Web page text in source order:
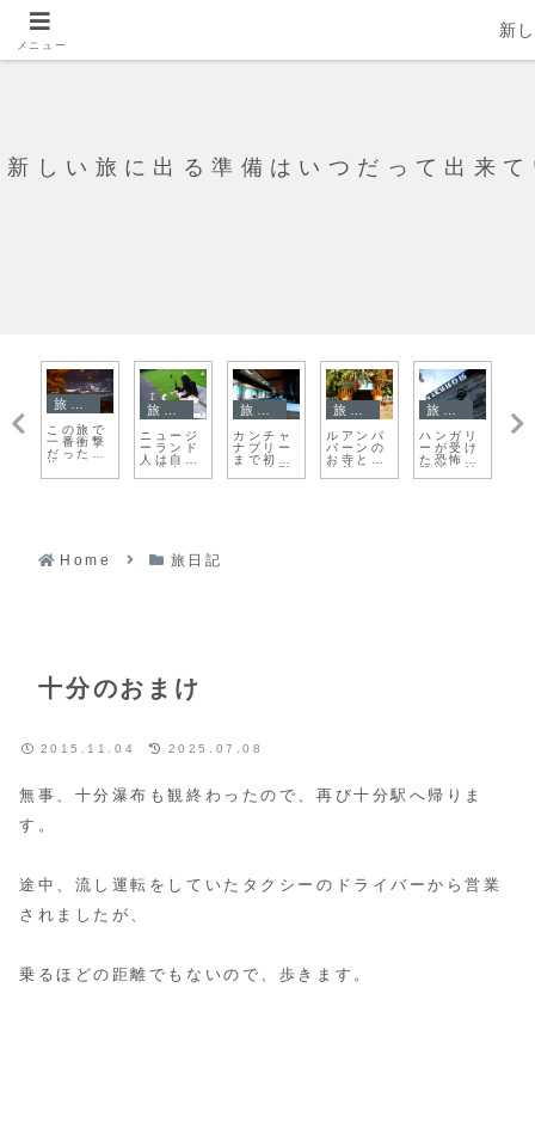
新しい旅に出る準備はいつだって出来
旅日記
ヴァヴェ
ル城の見
えるヴィ
鳥あつめ
ベトナム
こんな事
が！現地
ツアーの
話ベトナ
ム編
ちょっと
だけスロ
バキア。
私の旅の
キャスト
一カ国
目、上海
に到着
旺角の花
墟道とバ
ードガー
デン
若
Home 旅日記
十分のおまけ
2015.11.04 2025.07.08
無事、十分瀑布も観終わったので、再び十分駅へ帰りま
す。
途中、流し運転をしていたタクシーのドライバーから営業
されましたが、
乗るほどの距離でもないので、歩きます。
メニュー
新